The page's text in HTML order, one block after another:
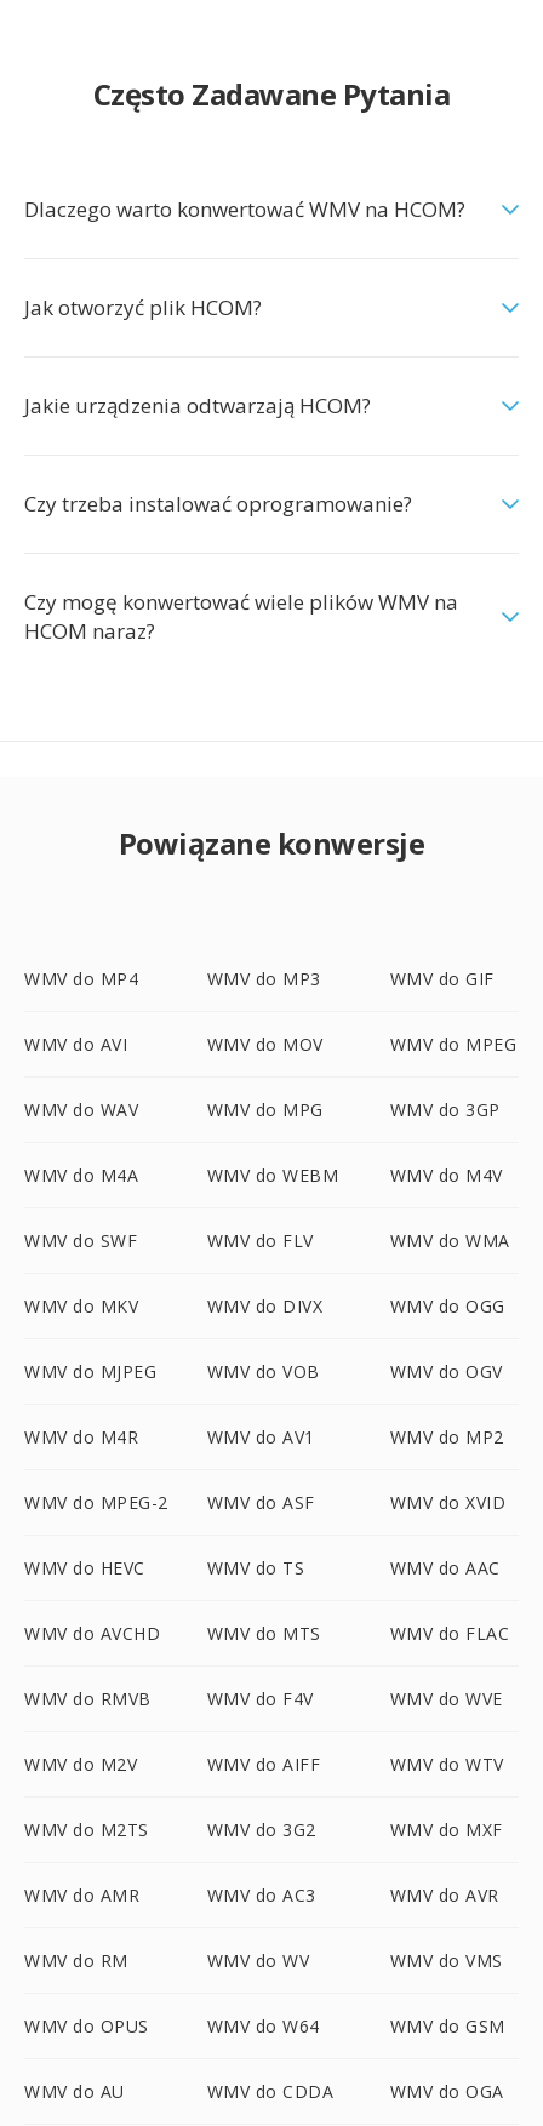
Często Zadawane Pytania
Dlaczego warto konwertować WMV na HCOM?
Jak otworzyć plik HCOM?
Jakie urządzenia odtwarzają HCOM?
Czy trzeba instalować oprogramowanie?
Czy mogę konwertować wiele plików WMV na
HCOM naraz?
Powiązane konwersje
WMV do MP4 WMV do MP3 WMV do GIF
WMV do AVI WMV do MOV WMV do MPEG
WMV do WAV WMV do MPG WMV do 3GP
WMV do M4A WMV do WEBM WMV do M4V
WMV do SWF WMV do FLV WMV do WMA
WMV do MKV WMV do DIVX WMV do OGG
WMV do MJPEG WMV do VOB WMV do OGV
WMV do M4R WMV do AV1 WMV do MP2
WMV do MPEG-2 WMV do ASF WMV do XVID
WMV do HEVC WMV do TS WMV do AAC
WMV do AVCHD WMV do MTS WMV do FLAC
WMV do RMVB WMV do F4V WMV do WVE
WMV do M2V WMV do AIFF WMV do WTV
WMV do M2TS WMV do 3G2 WMV do MXF
WMV do AMR WMV do AC3 WMV do AVR
WMV do RM WMV do WV WMV do VMS
WMV do OPUS WMV do W64 WMV do GSM
WMV do AU WMV do CDDA WMV do OGA